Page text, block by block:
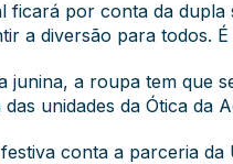
ficará por conta da
a diversão para todos.
junina, a roupa tem que
unidades da Ótica da
conta a parceria da